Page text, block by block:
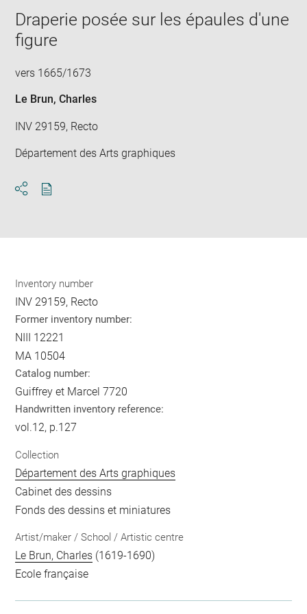
window
in
new
Draperie posée sur les épaules d'une
figure
vers 1665/1673
Le Brun, Charles
INV 29159, Recto
Département des Arts graphiques
Inventory number
INV 29159, Recto
Former inventory number:
NIII 12221
MA 10504
Catalog number:
Guiffrey et Marcel 7720
Handwritten inventory reference:
vol.12, p.127
Collection
Département des Arts graphiques
Cabinet des dessins
Fonds des dessins et miniatures
Artist/maker / School / Artistic centre
Le Brun, Charles (1619-1690)
Ecole française